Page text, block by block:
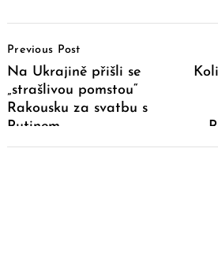
Navigation
Previous Post
Na Ukrajině přišli se
„strašlivou pomstou“
Rakousku za svatbu s
Putinem